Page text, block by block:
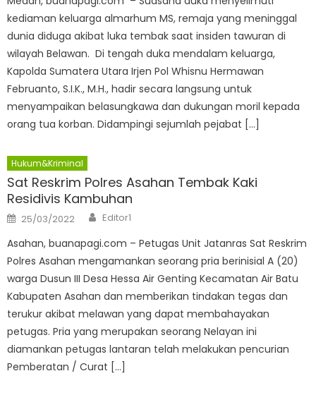
kediaman keluarga almarhum MS, remaja yang meninggal
dunia diduga akibat luka tembak saat insiden tawuran di
wilayah Belawan. Di tengah duka mendalam keluarga,
Kapolda Sumatera Utara Irjen Pol Whisnu Hermawan
Februanto, S.I.K., M.H., hadir secara langsung untuk
menyampaikan belasungkawa dan dukungan moril kepada
orang tua korban. Didampingi sejumlah pejabat […]
Hukum&Kriminal
Sat Reskrim Polres Asahan Tembak Kaki
Residivis Kambuhan
Posted
on
25/03/2022 Author
Editor1
Asahan, buanapagi.com – Petugas Unit Jatanras Sat Reskrim
Polres Asahan mengamankan seorang pria berinisial A (20)
warga Dusun III Desa Hessa Air Genting Kecamatan Air Batu
Kabupaten Asahan dan memberikan tindakan tegas dan
terukur akibat melawan yang dapat membahayakan
petugas. Pria yang merupakan seorang Nelayan ini
diamankan petugas lantaran telah melakukan pencurian
Pemberatan / Curat […]